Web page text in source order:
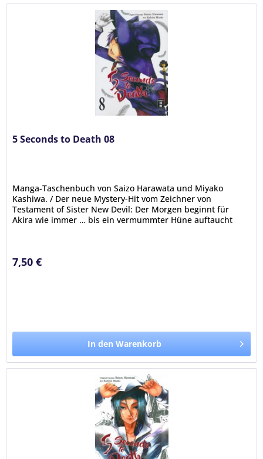
5 Seconds to Death 08
Manga-Taschenbuch von Saizo Harawata und Miyako
Kashiwa. / Der neue Mystery-Hit vom Zeichner von
Testament of Sister New Devil: Der Morgen beginnt für
Akira wie immer … bis ein vermummter Hüne auftaucht
7,50 €
In den Warenkorb